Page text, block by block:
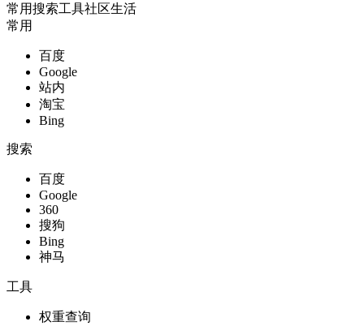
常用搜索工具社区生活
常用
百度
Google
站内
淘宝
Bing
搜索
百度
Google
360
搜狗
Bing
神马
工具
权重查询